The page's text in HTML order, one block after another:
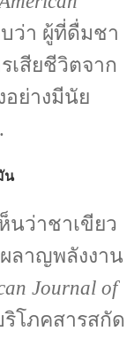
ว่า ผู้ที่ดื่มชา
เสียชีวิตจาก
อย่างมีนัย
น
นว่าชาเขียว
ลาญพลังงาน
Journal of
ริโภคสารสกัด